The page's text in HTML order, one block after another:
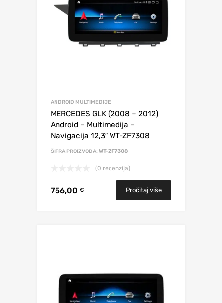
ANDROID MULTIMEDIJE
MERCEDES GLK (2008 – 2012)
Android – Multimedija –
Navigacija 12,3″ WT-ZF7308
ŠIFRA PROIZVODA: WT-ZF7308
(0 recenzija)
756,00 € Pročitaj više